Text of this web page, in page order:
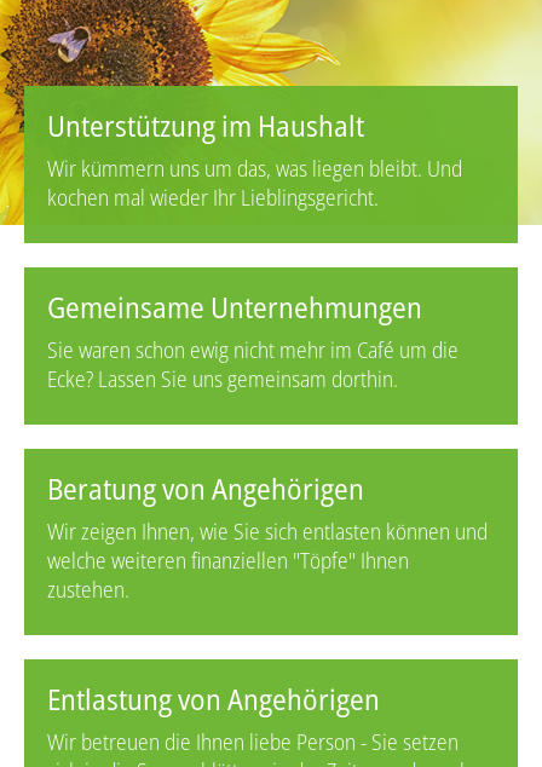
Unterstützung im Haushalt
Wir kümmern uns um das, was liegen bleibt. Und
kochen mal wieder Ihr Lieblingsgericht.
Gemeinsame Unternehmungen
Sie waren schon ewig nicht mehr im Café um die
Ecke? Lassen Sie uns gemeinsam dorthin.
Beratung von Angehörigen
Wir zeigen Ihnen, wie Sie sich entlasten können und
welche weiteren finanziellen "Töpfe" Ihnen
zustehen.
Entlastung von Angehörigen
Wir betreuen die Ihnen liebe Person - Sie setzen